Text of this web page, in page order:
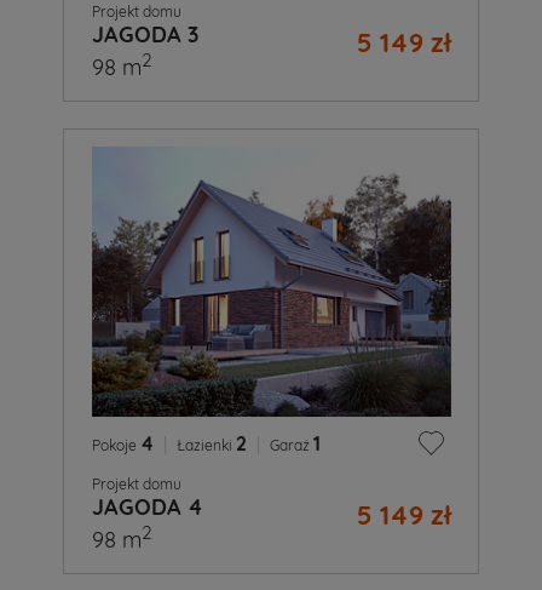
Projekt domu
JAGODA 3 5 149 zł
98 m2
Pokoje 4 Łazienki 2 Garaż 1
Projekt domu
JAGODA 4 5 149 zł
98 m2